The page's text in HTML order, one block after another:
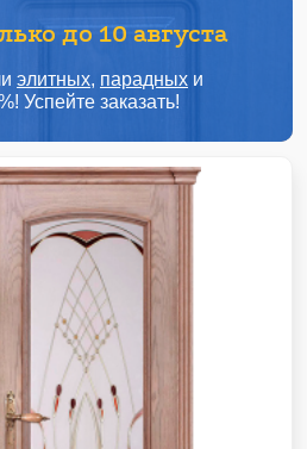
до 10 августа
элитных, парадных и
Успейте заказать!